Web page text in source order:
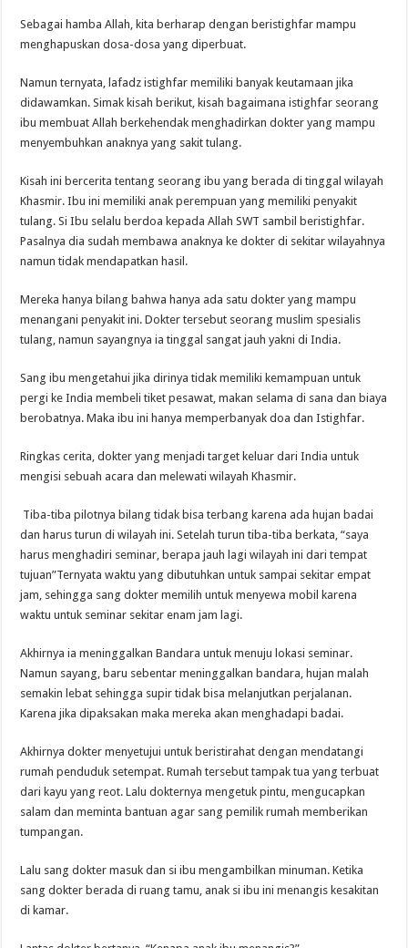
Sebagai hamba Allah, kita berharap dengan beristighfar mampu
menghapuskan dosa-dosa yang diperbuat.
Namun ternyata, lafadz istighfar memiliki banyak keutamaan jika
didawamkan. Simak kisah berikut, kisah bagaimana istighfar seorang
ibu membuat Allah berkehendak menghadirkan dokter yang mampu
menyembuhkan anaknya yang sakit tulang.
Kisah ini bercerita tentang seorang ibu yang berada di tinggal wilayah
Khasmir. Ibu ini memiliki anak perempuan yang memiliki penyakit
tulang. Si Ibu selalu berdoa kepada Allah SWT sambil beristighfar.
Pasalnya dia sudah membawa anaknya ke dokter di sekitar wilayahnya
namun tidak mendapatkan hasil.
Mereka hanya bilang bahwa hanya ada satu dokter yang mampu
menangani penyakit ini. Dokter tersebut seorang muslim spesialis
tulang, namun sayangnya ia tinggal sangat jauh yakni di India.
Sang ibu mengetahui jika dirinya tidak memiliki kemampuan untuk
pergi ke India membeli tiket pesawat, makan selama di sana dan biaya
berobatnya. Maka ibu ini hanya memperbanyak doa dan Istighfar.
Ringkas cerita, dokter yang menjadi target keluar dari India untuk
mengisi sebuah acara dan melewati wilayah Khasmir.
Tiba-tiba pilotnya bilang tidak bisa terbang karena ada hujan badai
dan harus turun di wilayah ini. Setelah turun tiba-tiba berkata, “saya
harus menghadiri seminar, berapa jauh lagi wilayah ini dari tempat
tujuan”Ternyata waktu yang dibutuhkan untuk sampai sekitar empat
jam, sehingga sang dokter memilih untuk menyewa mobil karena
waktu untuk seminar sekitar enam jam lagi.
Akhirnya ia meninggalkan Bandara untuk menuju lokasi seminar.
Namun sayang, baru sebentar meninggalkan bandara, hujan malah
semakin lebat sehingga supir tidak bisa melanjutkan perjalanan.
Karena jika dipaksakan maka mereka akan menghadapi badai.
Akhirnya dokter menyetujui untuk beristirahat dengan mendatangi
rumah penduduk setempat. Rumah tersebut tampak tua yang terbuat
dari kayu yang reot. Lalu dokternya mengetuk pintu, mengucapkan
salam dan meminta bantuan agar sang pemilik rumah memberikan
tumpangan.
Lalu sang dokter masuk dan si ibu mengambilkan minuman. Ketika
sang dokter berada di ruang tamu, anak si ibu ini menangis kesakitan
di kamar.